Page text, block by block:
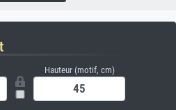
Hauteur (motif, cm)